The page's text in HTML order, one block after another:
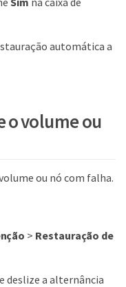
automática a
o volume ou
ou nó com falha.
> Restauração de
deslize a alternância